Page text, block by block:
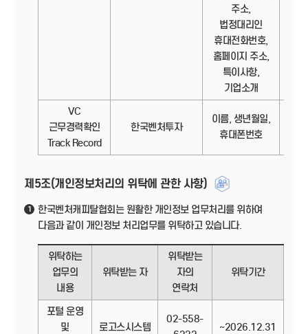
주소,
법정대리인
휴대전화번호,
홈페이지 주소,
특이사항,
기업소개
VC
근무경력확인
Track Record
한국벤처투자
이름, 생년월일,
휴대폰번호
제5조(개인정보처리의 위탁에 관한 사항)
1
한국벤처캐피탈협회는 원활한 개인정보 업무처리를 위하여
다음과 같이 개인정보 처리업무를 위탁하고 있습니다.
위탁하는
업무의
내용
위탁받는 자
위탁받는
자의
연락처
위탁기간
포털 운영
및
로고스시스템
02-558-
~2026.12.31